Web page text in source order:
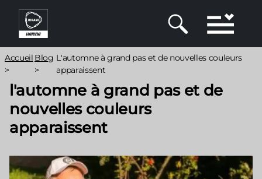
Aller
contenu
principal
Fil
d'Ariane
Accueil
>
Blog
>
L'automne à grand pas et de nouvelles couleurs
apparaissent
l'automne à grand pas et de
nouvelles couleurs
apparaissent